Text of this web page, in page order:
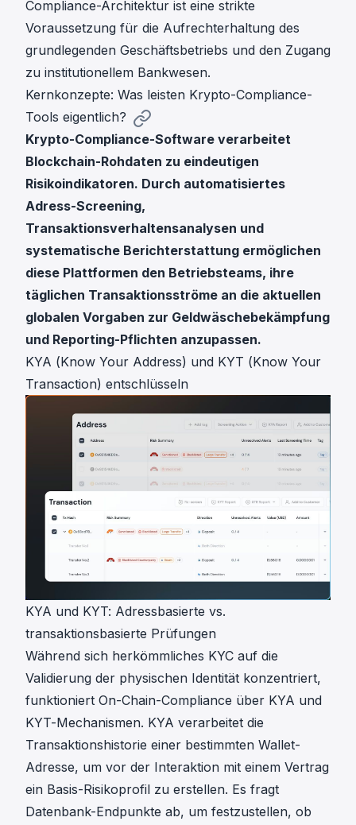
Compliance-Architektur ist eine strikte
Voraussetzung für die Aufrechterhaltung des
grundlegenden Geschäftsbetriebs und den Zugang
zu institutionellem Bankwesen.
Kernkonzepte: Was leisten Krypto-Compliance-
Tools eigentlich?
Krypto-Compliance-Software verarbeitet
Blockchain-Rohdaten zu eindeutigen
Risikoindikatoren. Durch automatisiertes
Adress-Screening,
Transaktionsverhaltensanalysen und
systematische Berichterstattung ermöglichen
diese Plattformen den Betriebsteams, ihre
täglichen Transaktionsströme an die aktuellen
globalen Vorgaben zur Geldwäschebekämpfung
und Reporting-Pflichten anzupassen.
KYA (Know Your Address) und KYT (Know Your
Transaction) entschlüsseln
KYA und KYT: Adressbasierte vs.
transaktionsbasierte Prüfungen
Während sich herkömmliches KYC auf die
Validierung der physischen Identität konzentriert,
funktioniert On-Chain-Compliance über KYA und
KYT-Mechanismen. KYA verarbeitet die
Transaktionshistorie einer bestimmten Wallet-
Adresse, um vor der Interaktion mit einem Vertrag
ein Basis-Risikoprofil zu erstellen. Es fragt
Datenbank-Endpunkte ab, um festzustellen, ob